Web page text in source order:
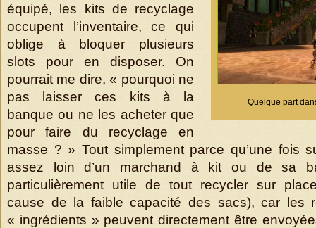
Quelque part
équipé, les kits de recyclage
occupent l’inventaire, ce qui
oblige à bloquer plusieurs
slots pour en disposer. On
pourrait me dire, « pourquoi ne
pas laisser ces kits à la
banque ou ne les acheter que
pour faire du recyclage en
masse ? » Tout simplement parce qu’une fois
assez loin d’un marchand à kit ou de sa
particulièrement utile de tout recycler sur
cause de la faible capacité des sacs), car les
« ingrédients » peuvent directement être